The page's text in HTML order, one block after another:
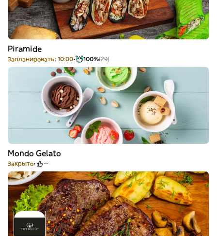
Piramide
Запланировать: 10:00 100%(29)
Mondo Gelato
Закрыто --